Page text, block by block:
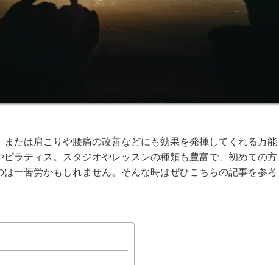
たは肩こりや腰痛の改善などにも効果を発揮してくれる万能
ラティス。スタジオやレッスンの種類も豊富で、初めての方
一苦労かもしれません。そんな時はぜひこちらの記事を参考